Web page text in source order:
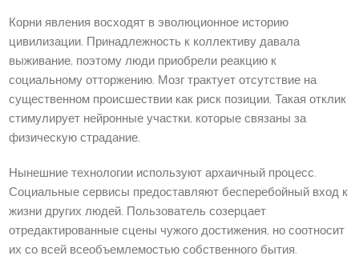
Корни явления восходят в эволюционное историю
цивилизации. Принадлежность к коллективу давала
выживание, поэтому люди приобрели реакцию к
социальному отторжению. Мозг трактует отсутствие на
существенном происшествии как риск позиции. Такая отклик
стимулирует нейронные участки, которые связаны за
физическую страдание.
Нынешние технологии используют архаичный процесс.
Социальные сервисы предоставляют бесперебойный вход к
жизни других людей. Пользователь созерцает
отредактированные сцены чужого достижения, но соотносит
их со всей всеобъемлемостью собственного бытия.